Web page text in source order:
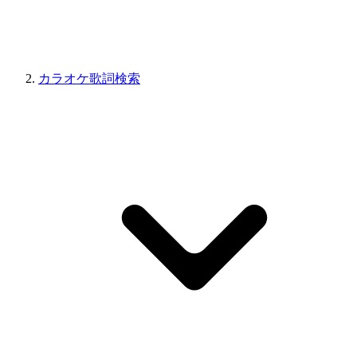
カラオケ歌詞検索